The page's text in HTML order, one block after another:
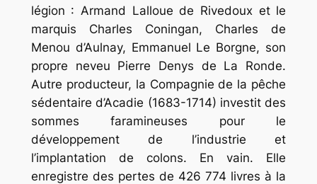
légion : Armand Lalloue de Rivedoux et le
marquis Charles Coningan, Charles de
Menou d’Aulnay, Emmanuel Le Borgne, son
propre neveu Pierre Denys de La Ronde.
Autre producteur, la Compagnie de la pêche
sédentaire d’Acadie (1683-1714) investit des
sommes faramineuses pour le
développement de l’industrie et
l’implantation de colons. En vain. Elle
enregistre des pertes de 426 774 livres à la